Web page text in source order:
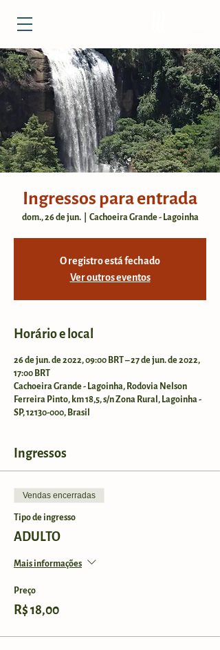
Ingressos para entrada
dom., 26 de jun.
  |
Cachoeira Grande - Lagoinha
O registro está fechado
Ver outros eventos
Horário e local
26 de jun. de 2022, 09:00 BRT – 27 de jun. de 2022,
17:00 BRT
Cachoeira Grande - Lagoinha, Rodovia Nelson
Ferreira Pinto, km 18,5, s/n Zona Rural, Lagoinha -
SP, 12130-000, Brasil
Ingressos
Vendas encerradas
Tipo de ingresso
ADULTO
Mais informações
Preço
R$ 18,00